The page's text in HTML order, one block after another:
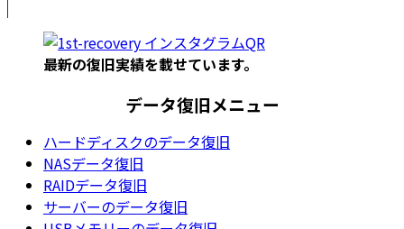
最新の復旧実績を載せています。
データ復旧メニュー
ハードディスクのデータ復旧
NASデータ復旧
RAIDデータ復旧
サーバーのデータ復旧